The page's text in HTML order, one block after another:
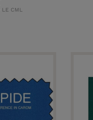
LE CML